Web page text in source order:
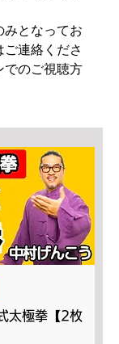
となってお
ご連絡くださ
でのご視聴方
太極拳【2枚